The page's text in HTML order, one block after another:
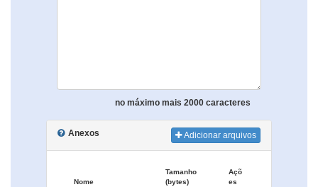
no máximo mais 2000 caracteres
Anexos Adicionar arquivos
Nome
Tamanho
(bytes)
Açõ
es